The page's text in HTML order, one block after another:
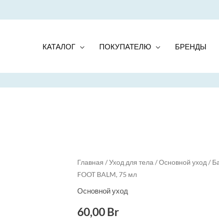
КАТАЛОГ ПОКУПАТЕЛЮ БРЕНДЫ
Главная /Уход для тела /Основной уход /
FOOT BALM, 75 мл
Основной уход
60,00Br